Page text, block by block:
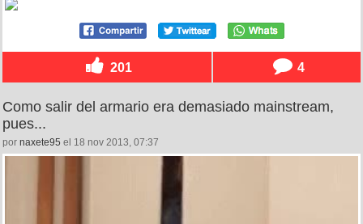
201 4
Como salir del armario era demasiado mainstream,
pues...
por naxete95 el 18 nov 2013, 07:37